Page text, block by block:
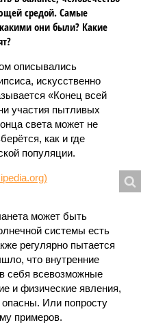
средой. Самые
они были? Какие
описывались
искусственно
«Конец всей
участия пытливых
света может не
как и где
популяции.
может быть
системы есть
регулярно пытается
что внутренние
себя всевозможные
и физические явления,
Или попросту
примеров.